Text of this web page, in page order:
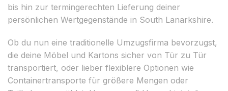
bis hin zur termingerechten Lieferung deiner
persönlichen Wertgegenstände in South Lanarkshire.
Ob du nun eine traditionelle Umzugsfirma bevorzugst,
die deine Möbel und Kartons sicher von Tür zu Tür
transportiert, oder lieber flexiblere Optionen wie
Containertransporte für größere Mengen oder